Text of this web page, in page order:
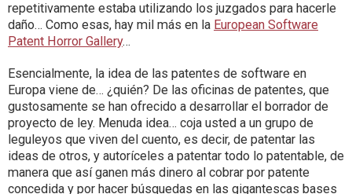
repetitivamente estaba utilizando los juzgados para hacerle
daño… Como esas, hay mil más en la European Software
Patent Horror Gallery…
Esencialmente, la idea de las patentes de software en
Europa viene de… ¿quién? De las oficinas de patentes, que
gustosamente se han ofrecido a desarrollar el borrador de
proyecto de ley. Menuda idea… coja usted a un grupo de
leguleyos que viven del cuento, es decir, de patentar las
ideas de otros, y autoríceles a patentar todo lo patentable, de
manera que así ganen más dinero al cobrar por patente
concedida y por hacer búsquedas en las gigantescas bases